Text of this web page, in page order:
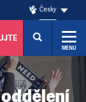
Česky
MENU